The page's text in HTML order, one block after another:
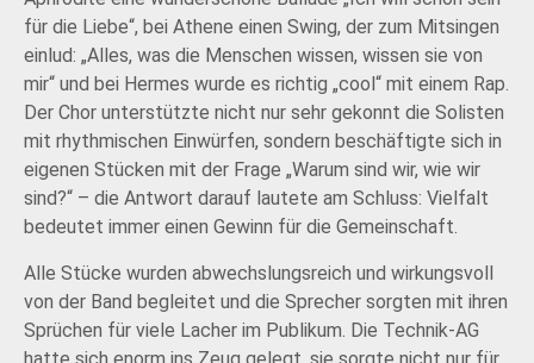
für die Liebe“, bei Athene einen Swing, der zum Mitsingen
einlud: „Alles, was die Menschen wissen, wissen sie von
mir“ und bei Hermes wurde es richtig „cool“ mit einem Rap.
Der Chor unterstützte nicht nur sehr gekonnt die Solisten
mit rhythmischen Einwürfen, sondern beschäftigte sich in
eigenen Stücken mit der Frage „Warum sind wir, wie wir
sind?“ – die Antwort darauf lautete am Schluss: Vielfalt
bedeutet immer einen Gewinn für die Gemeinschaft.
Alle Stücke wurden abwechslungsreich und wirkungsvoll
von der Band begleitet und die Sprecher sorgten mit ihren
Sprüchen für viele Lacher im Publikum. Die Technik-AG